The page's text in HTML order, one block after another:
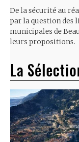
De la sécurité au
par la question des
municipales de
leurs propositions.
La